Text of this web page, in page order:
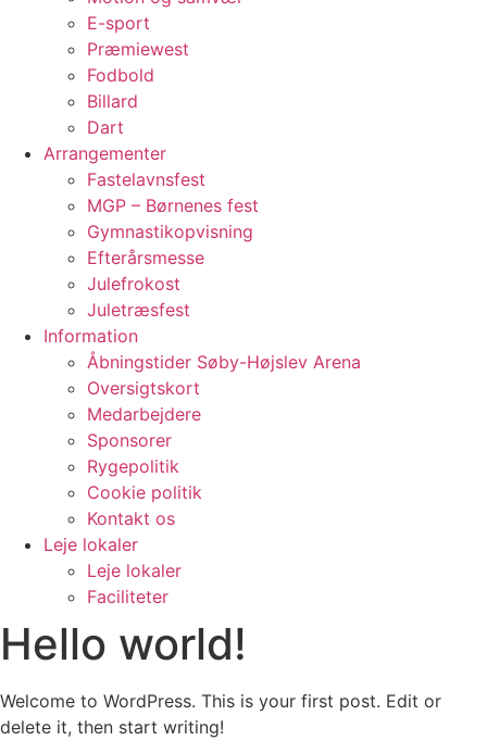
E-sport
Præmiewest
Fodbold
Billard
Dart
Arrangementer
Fastelavnsfest
MGP – Børnenes fest
Gymnastikopvisning
Efterårsmesse
Julefrokost
Juletræsfest
Information
Åbningstider Søby-Højslev Arena
Oversigtskort
Medarbejdere
Sponsorer
Rygepolitik
Cookie politik
Kontakt os
Leje lokaler
Leje lokaler
Faciliteter
Hello world!
Welcome to WordPress. This is your first post. Edit or
delete it, then start writing!